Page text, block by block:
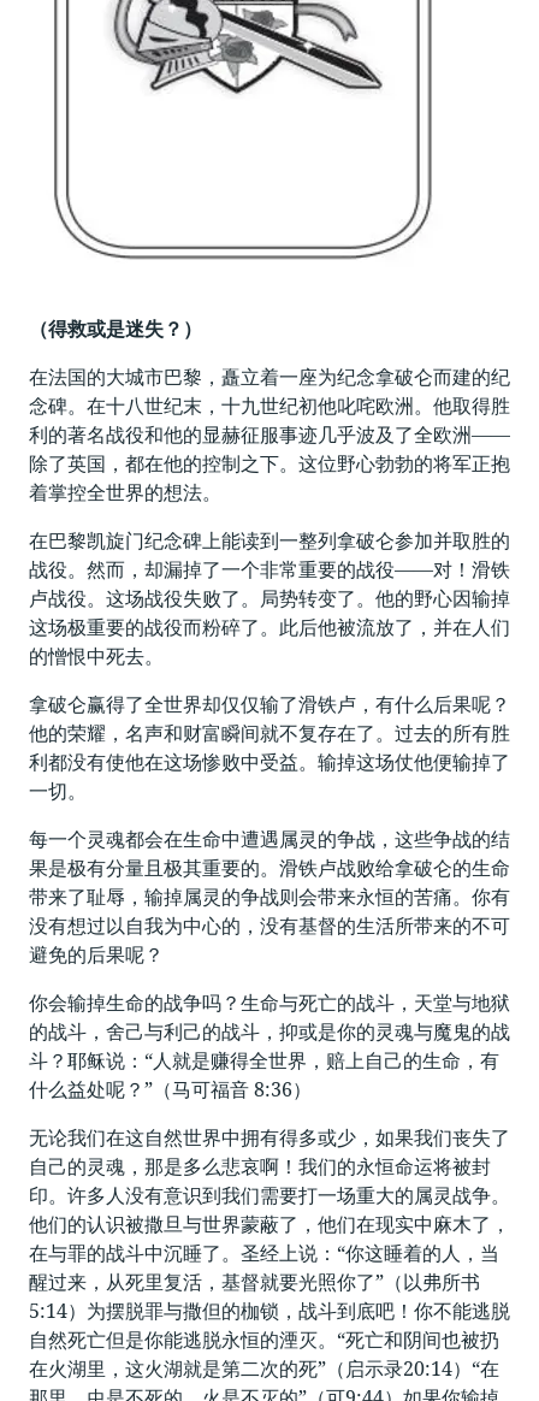
（得救或是迷失？）
在法国的大城市巴黎，矗立着一座为纪念拿破仑而建的纪
念碑。在十八世纪末，十九世纪初他叱咤欧洲。他取得胜
利的著名战役和他的显赫征服事迹几乎波及了全欧洲——
除了英国，都在他的控制之下。这位野心勃勃的将军正抱
着掌控全世界的想法。
在巴黎凯旋门纪念碑上能读到一整列拿破仑参加并取胜的
战役。然而，却漏掉了一个非常重要的战役——对！滑铁
卢战役。这场战役失败了。局势转变了。他的野心因输掉
这场极重要的战役而粉碎了。此后他被流放了，并在人们
的憎恨中死去。
拿破仑赢得了全世界却仅仅输了滑铁卢，有什么后果呢？
他的荣耀，名声和财富瞬间就不复存在了。过去的所有胜
利都没有使他在这场惨败中受益。输掉这场仗他便输掉了
一切。
每一个灵魂都会在生命中遭遇属灵的争战，这些争战的结
果是极有分量且极其重要的。滑铁卢战败给拿破仑的生命
带来了耻辱，输掉属灵的争战则会带来永恒的苦痛。你有
没有想过以自我为中心的，没有基督的生活所带来的不可
避免的后果呢？
你会输掉生命的战争吗？生命与死亡的战斗，天堂与地狱
的战斗，舍己与利己的战斗，抑或是你的灵魂与魔鬼的战
斗？耶稣说：“人就是赚得全世界，赔上自己的生命，有
什么益处呢？”（马可福音 8:36）
无论我们在这自然世界中拥有得多或少，如果我们丧失了
自己的灵魂，那是多么悲哀啊！我们的永恒命运将被封
印。许多人没有意识到我们需要打一场重大的属灵战争。
他们的认识被撒旦与世界蒙蔽了，他们在现实中麻木了，
在与罪的战斗中沉睡了。圣经上说：“你这睡着的人，当
醒过来，从死里复活，基督就要光照你了”（以弗所书
5:14）为摆脱罪与撒但的枷锁，战斗到底吧！你不能逃脱
自然死亡但是你能逃脱永恒的湮灭。“死亡和阴间也被扔
在火湖里，这火湖就是第二次的死”（启示录20:14）“在